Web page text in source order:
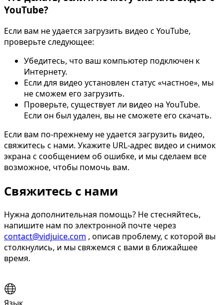
YouTube?
Если вам не удается загрузить видео с YouTube,
проверьте следующее:
Убедитесь, что ваш компьютер подключен к
Интернету.
Если для видео установлен статус «частное», мы
не сможем его загрузить.
Проверьте, существует ли видео на YouTube.
Если он был удален, вы не сможете его скачать.
Если вам по-прежнему не удается загрузить видео,
свяжитесь с нами. Укажите URL-адрес видео и снимок
экрана с сообщением об ошибке, и мы сделаем все
возможное, чтобы помочь вам.
Свяжитесь с нами
Нужна дополнительная помощь? Не стесняйтесь,
напишите нам по электронной почте через
contact@vidjuice.com , описав проблему, с которой вы
столкнулись, и мы свяжемся с вами в ближайшее
время.